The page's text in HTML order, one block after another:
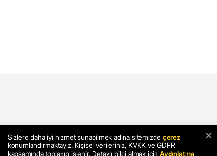
×
Sizlere daha iyi hizmet sunabilmek adına sitemizde çerez
konumlandırmaktayız. Kişisel verileriniz, KVKK ve GDPR
kapsamında toplanıp işlenir. Detaylı bilgi almak için Aydınlatma